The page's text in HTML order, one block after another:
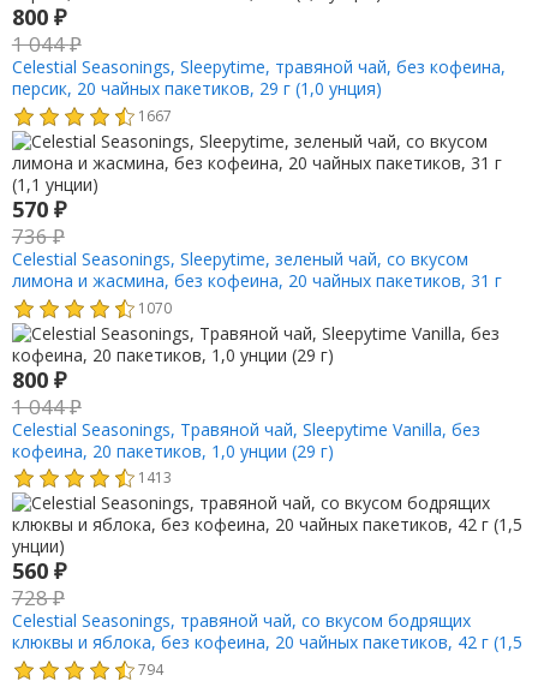
800 ₽
1 044₽
Celestial Seasonings, Sleepytime, травяной чай, без кофеина,
персик, 20 чайных пакетиков, 29 г (1,0 унция)
1667
570 ₽
736₽
Celestial Seasonings, Sleepytime, зеленый чай, со вкусом
лимона и жасмина, без кофеина, 20 чайных пакетиков, 31 г
(1,1 унции)
1070
800 ₽
1 044₽
Celestial Seasonings, Травяной чай, Sleepytime Vanilla, без
кофеина, 20 пакетиков, 1,0 унции (29 г)
1413
560 ₽
728₽
Celestial Seasonings, травяной чай, со вкусом бодрящих
клюквы и яблока, без кофеина, 20 чайных пакетиков, 42 г (1,5
унции)
794